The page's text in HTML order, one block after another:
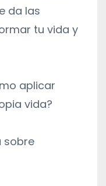
da las
tu vida y
aplicar
vida?
sobre